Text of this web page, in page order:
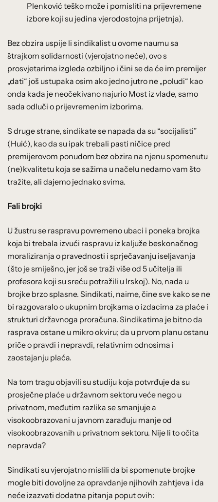
Plenković teško može i pomisliti na prijevremene
izbore koji su jedina vjerodostojna prijetnja).
Bez obzira uspije li sindikalist u ovome naumu sa
štrajkom solidarnosti (vjerojatno neće), ovo s
prosvjetarima izgleda ozbiljno i čini se da će im premijer
„dati“ još ustupaka osim ako jedno jutro ne „poludi“ kao
onda kada je neočekivano najurio Most iz vlade, samo
sada odluči o prijevremenim izborima.
S druge strane, sindikate se napada da su “socijalisti”
(Huić), kao da su ipak trebali pasti ničice pred
premijerovom ponudom bez obzira na njenu spomenutu
(ne)kvalitetu koja se sažima u načelu nedamo vam što
tražite, ali dajemo jednako svima.
Fali brojki
U žustru se raspravu povremeno ubaci i poneka brojka
koja bi trebala izvući raspravu iz kaljuže beskonačnog
moraliziranja o pravednosti i sprječavanju iseljavanja
(što je smiješno, jer još se traži više od 5 učitelja ili
profesora koji su sreću potražili u Irskoj). No, nada u
brojke brzo splasne. Sindikati, naime, čine sve kako se ne
bi razgovaralo o ukupnim brojkama o izdacima za plaće i
strukturi državnoga proračuna. Sindikatima je bitno da
rasprava ostane u mikro okviru; da u prvom planu ostanu
priče o pravdi i nepravdi, relativnim odnosima i
zaostajanju plaća.
Na tom tragu objavili su studiju koja potvrđuje da su
prosječne plaće u državnom sektoru veće nego u
privatnom, međutim razlika se smanjuje a
visokoobrazovani u javnom zarađuju manje od
visokoobrazovanih u privatnom sektoru. Nije li to očita
nepravda?
Sindikati su vjerojatno mislili da bi spomenute brojke
mogle biti dovoljne za opravdanje njihovih zahtjeva i da
neće izazvati dodatna pitanja poput ovih: